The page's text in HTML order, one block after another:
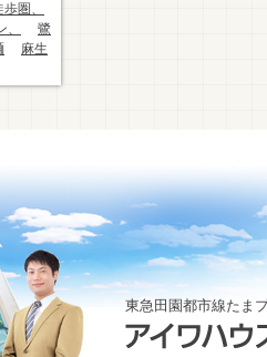
圏、
鷺
麻生
東急田園都市線たま